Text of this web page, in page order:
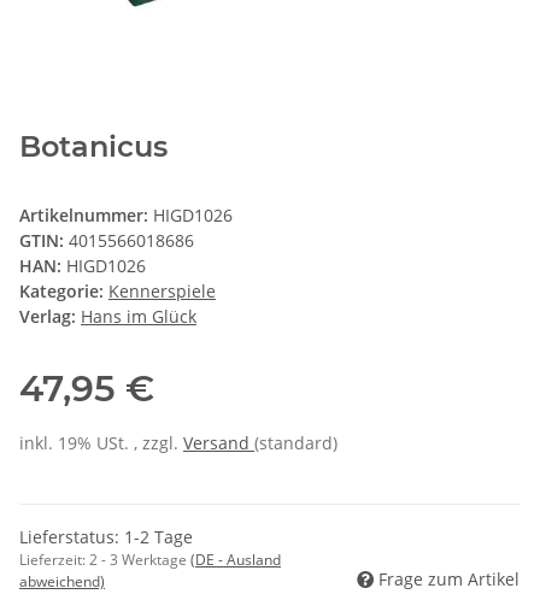
Botanicus
Artikelnummer: HIGD1026
GTIN: 4015566018686
HAN: HIGD1026
Kategorie: Kennerspiele
Verlag: Hans im Glück
47,95 €
inkl. 19% USt. , zzgl. Versand (standard)
Lieferstatus: 1-2 Tage
Lieferzeit:2 - 3 Werktage (DE - Ausland
abweichend)
Frage zum Artikel